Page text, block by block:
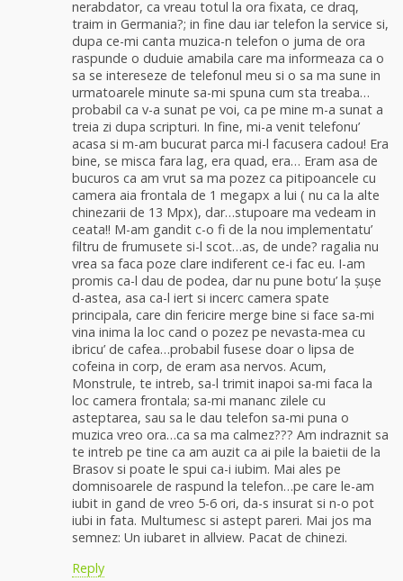
nerabdator, ca vreau totul la ora fixata, ce draq,
traim in Germania?; in fine dau iar telefon la service si,
dupa ce-mi canta muzica-n telefon o juma de ora
raspunde o duduie amabila care ma informeaza ca o
sa se intereseze de telefonul meu si o sa ma sune in
urmatoarele minute sa-mi spuna cum sta treaba…
probabil ca v-a sunat pe voi, ca pe mine m-a sunat a
treia zi dupa scripturi. In fine, mi-a venit telefonu’
acasa si m-am bucurat parca mi-l facusera cadou! Era
bine, se misca fara lag, era quad, era… Eram asa de
bucuros ca am vrut sa ma pozez ca pitipoancele cu
camera aia frontala de 1 megapx a lui ( nu ca la alte
chinezarii de 13 Mpx), dar…stupoare ma vedeam in
ceata!! M-am gandit c-o fi de la nou implementatu’
filtru de frumusete si-l scot…as, de unde? ragalia nu
vrea sa faca poze clare indiferent ce-i fac eu. I-am
promis ca-l dau de podea, dar nu pune botu’ la șușe
d-astea, asa ca-l iert si incerc camera spate
principala, care din fericire merge bine si face sa-mi
vina inima la loc cand o pozez pe nevasta-mea cu
ibricu’ de cafea…probabil fusese doar o lipsa de
cofeina in corp, de eram asa nervos. Acum,
Monstrule, te intreb, sa-l trimit inapoi sa-mi faca la
loc camera frontala; sa-mi mananc zilele cu
asteptarea, sau sa le dau telefon sa-mi puna o
muzica vreo ora…ca sa ma calmez??? Am indraznit sa
te intreb pe tine ca am auzit ca ai pile la baietii de la
Brasov si poate le spui ca-i iubim. Mai ales pe
domnisoarele de raspund la telefon…pe care le-am
iubit in gand de vreo 5-6 ori, da-s insurat si n-o pot
iubi in fata. Multumesc si astept pareri. Mai jos ma
semnez: Un iubaret in allview. Pacat de chinezi.
Reply